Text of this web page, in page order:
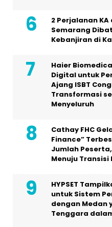
2 Perjalanan
Semarang
Kebanjiran di
Haier
Digital untuk
Ajang ISBT
Transformasi
Menyeluruh
Cathay FHC
Finance”
Jumlah
Menuju
HYPSET
untuk Sistem
dengan Medan
Tenggara